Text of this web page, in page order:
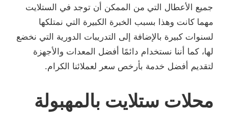
جميع الأعطال التي من الممكن أن توجد في الستلايت
مهما كانت وهذا بسبب الخبرة الكبيرة التي نمتلكها
لسنوات كبيرة بالإضافة إلى التدريبات الدورية التي نخضع
لها، كما أننا نستخدام دائمًا أفضل المعدات والأجهزة
لتقديم أفضل خدمة بأرخص سعر لعملائنا الكرام.
محلات ستلايت بالمهبولة